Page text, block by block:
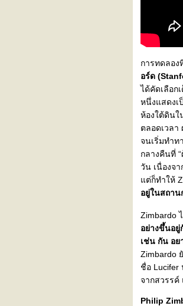
การทดลอง
อร์ด
ได้คัดเลือ
หนึ่งแสดงเ
ห้องใต้ดินใ
ตลอดเวลา
จนเริ่มทำท
กลางคืนที่
วัน เนื่องจ
ต่ก็ทำให้
อยู่ในสถาน
Zimbardo
อย่างขึ้นอ
เช่น กัน อย
Zimbardo
ชื่อ Lucifer
จากสวรรค์
Philip